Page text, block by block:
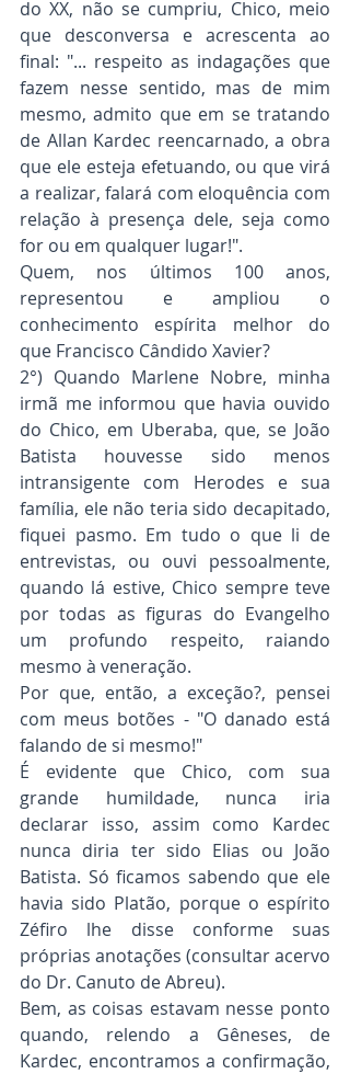
do XX, não se cumpriu, Chico, meio
que desconversa e acrescenta ao
final: "... respeito as indagações que
fazem nesse sentido, mas de mim
mesmo, admito que em se tratando
de Allan Kardec reencarnado, a obra
que ele esteja efetuando, ou que virá
a realizar, falará com eloquência com
relação à presença dele, seja como
for ou em qualquer lugar!".
Quem, nos últimos 100 anos,
representou e ampliou o
conhecimento espírita melhor do
que Francisco Cândido Xavier?
2°) Quando Marlene Nobre, minha
irmã me informou que havia ouvido
do Chico, em Uberaba, que, se João
Batista houvesse sido menos
intransigente com Herodes e sua
família, ele não teria sido decapitado,
fiquei pasmo. Em tudo o que li de
entrevistas, ou ouvi pessoalmente,
quando lá estive, Chico sempre teve
por todas as figuras do Evangelho
um profundo respeito, raiando
mesmo à veneração.
Por que, então, a exceção?, pensei
com meus botões - "O danado está
falando de si mesmo!"
É evidente que Chico, com sua
grande humildade, nunca iria
declarar isso, assim como Kardec
nunca diria ter sido Elias ou João
Batista. Só ficamos sabendo que ele
havia sido Platão, porque o espírito
Zéfiro lhe disse conforme suas
próprias anotações (consultar acervo
do Dr. Canuto de Abreu).
Bem, as coisas estavam nesse ponto
quando, relendo a Gêneses, de
Kardec, encontramos a confirmação,